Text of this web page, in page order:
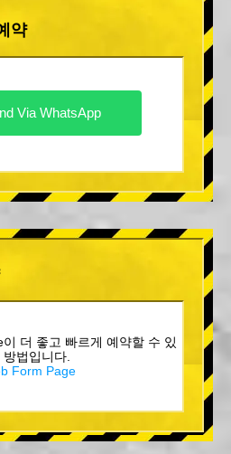
약
더 좋고 빠르게 예약할 수 있
방법입니다.
Form Page